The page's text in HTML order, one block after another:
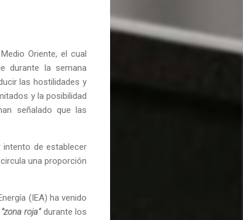
Oriente, el cual
durante la semana
las hostilidades y
y la posibilidad
señalado que las
intento de establecer
una proporción
(IEA) ha venido
“zona roja”durante los